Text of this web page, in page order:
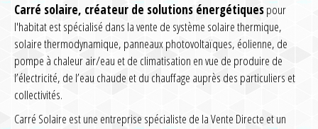
Carré solaire, créateur de solutions énergétiquespour
l'habitat est spécialisé dans la vente de système solaire thermique,
solaire thermodynamique, panneaux photovoltaïques, éolienne, de
pompe à chaleur air/eau et de climatisation en vue de produire de
l’électricité, de l’eau chaude et du chauffage auprès des particuliers et
collectivités.
Carré Solaire est une entreprise spécialiste de la Vente Directe et un